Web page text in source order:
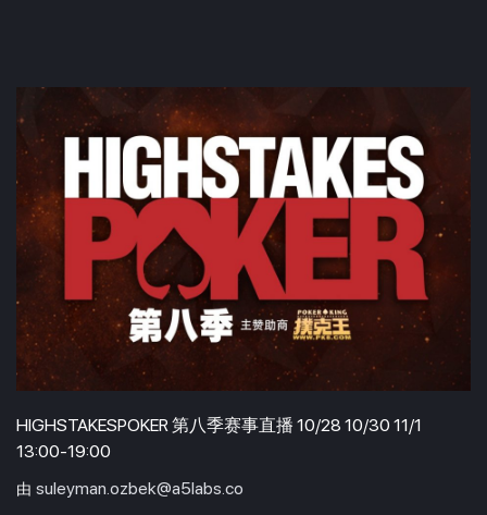
HIGHSTAKESPOKER 第八季赛事直播 10/28 10/30 11/1
13:00-19:00
由 suleyman.ozbek@a5labs.co